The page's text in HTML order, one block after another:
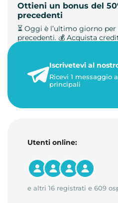
Ottieni un bonus del
precedenti
⏳ Oggi è l’ultimo giorno
precedenti. 💰 Acquista
23 maggio 2026
1 minuto di lettura
Iscrivetevi al
Ricevi 1 messaggio
principali
Utenti online:
e altri 16 registrati e 609